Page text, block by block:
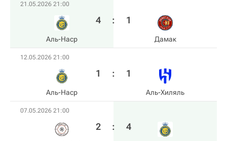
21.05.2026 21:00
Аль-Наср
4 : 1
Дамак
12.05.2026 21:00
Аль-Наср
1 : 1
Аль-Хиляль
07.05.2026 21:00
2 : 4